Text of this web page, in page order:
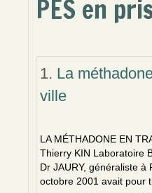
PES en
1. La
ville
LA MÉTHADONE EN
Thierry KIN Laboratoire
Dr JAURY, généraliste à
octobre 2001 avait pour